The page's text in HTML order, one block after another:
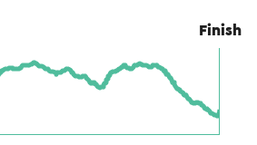
Finish